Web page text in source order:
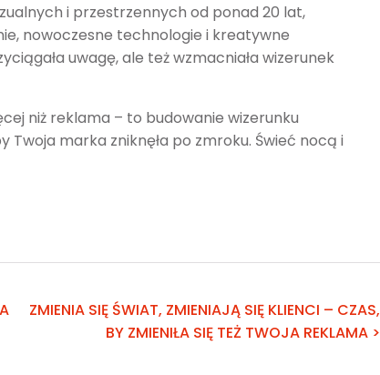
i przestrzennych od ponad 20 lat,
nowoczesne technologie i kreatywne
uwagę, ale też wzmacniała wizerunek
niż reklama – to budowanie wizerunku
marka zniknęła po zmroku. Świeć nocą i
ZMIENIA SIĘ ŚWIAT, ZMIENIAJĄ SIĘ KLIENCI – CZAS,
BY ZMIENIŁA SIĘ TEŻ TWOJA REKLAMA >